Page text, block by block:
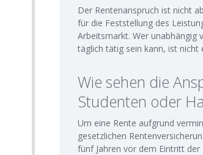
Der Rentenanspruch ist nicht
für die Feststellung des
Arbeitsmarkt. Wer unabhängig
täglich tätig sein kann, ist nicht
Wie sehen die
Studenten oder
Um eine Rente aufgrund
gesetzlichen
fünf Jahren vor dem Eintritt